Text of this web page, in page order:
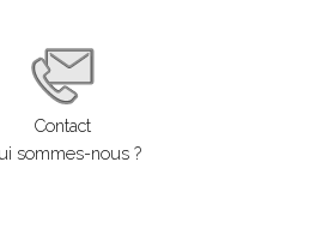
Contact
sommes-nous ?